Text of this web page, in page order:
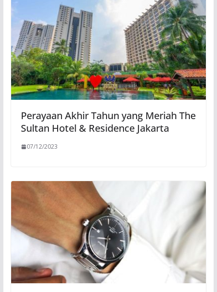
Perayaan Akhir Tahun yang Meriah The
Sultan Hotel & Residence Jakarta
07/12/2023